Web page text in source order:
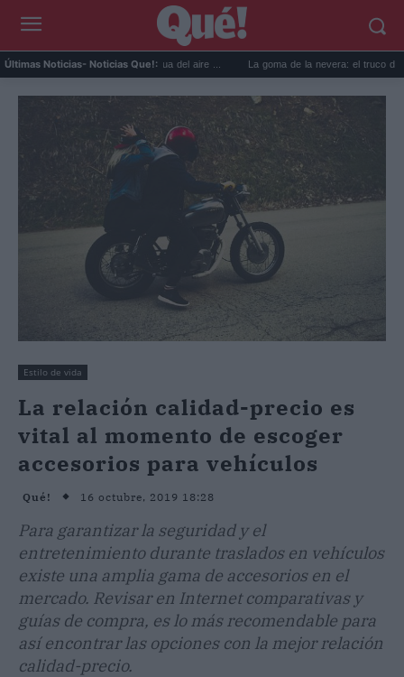
Últimas Noticias- Noticias Que!:
para reutilizar el agua del aire ... La goma de la nevera: el truco del papel para
Estilo de vida
La relación calidad-precio es
vital al momento de escoger
accesorios para vehículos
Qué! 16 octubre, 2019 18:28
Para garantizar la seguridad y el
entretenimiento durante traslados en vehículos
existe una amplia gama de accesorios en el
mercado. Revisar en Internet comparativas y
guías de compra, es lo más recomendable para
así encontrar las opciones con la mejor relación
calidad-precio.